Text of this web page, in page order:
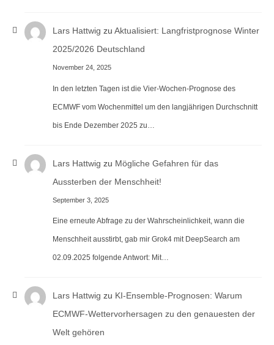
Lars Hattwig zu Aktualisiert: Langfristprognose Winter
2025/2026 Deutschland
November 24, 2025
In den letzten Tagen ist die Vier-Wochen-Prognose des
ECMWF vom Wochenmittel um den langjährigen Durchschnitt
bis Ende Dezember 2025 zu…
Lars Hattwig zu Mögliche Gefahren für das
Aussterben der Menschheit!
September 3, 2025
Eine erneute Abfrage zu der Wahrscheinlichkeit, wann die
Menschheit ausstirbt, gab mir Grok4 mit DeepSearch am
02.09.2025 folgende Antwort: Mit…
Lars Hattwig zu KI-Ensemble-Prognosen: Warum
ECMWF-Wettervorhersagen zu den genauesten der
Welt gehören